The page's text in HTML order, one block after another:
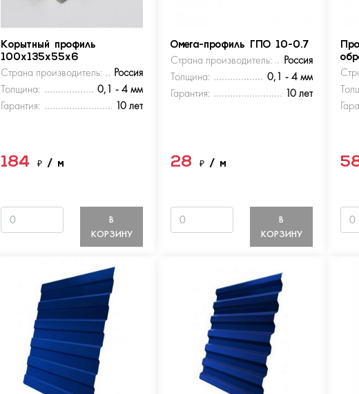
Корытный профиль
100х135х55х6
Страна производитель:
Россия
Толщина:
0,1 - 4 мм
Гарантия:
10 лет
184₽/ м
В
КОРЗИНУ
Омега-профиль ГПО 10-0.7
Страна производитель:
Россия
Толщина:
0,1 - 4 мм
Гарантия:
10 лет
28₽/ м
В
КОРЗИНУ